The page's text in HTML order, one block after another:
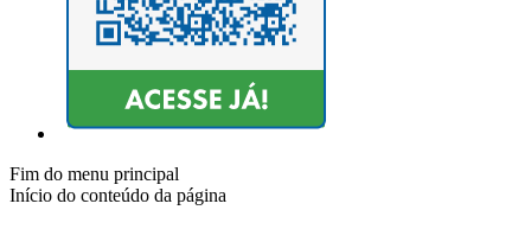
Fim do menu principal
Início do conteúdo da página